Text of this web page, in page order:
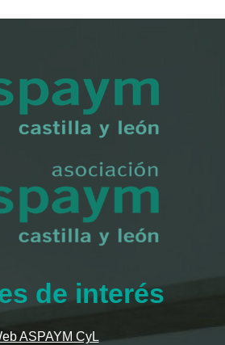
de interés
ASPAYM CyL